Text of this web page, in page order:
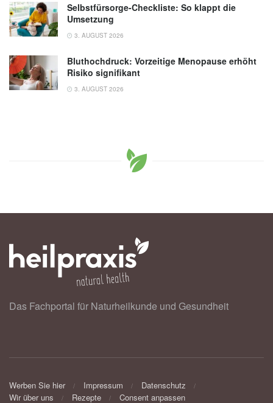
Selbstfürsorge-Checkliste: So klappt die
Umsetzung
3. AUGUST 2026
Bluthochdruck: Vorzeitige Menopause erhöht
Risiko signifikant
3. AUGUST 2026
Das Fachportal für Naturheilkunde und Gesundheit
Werben Sie hier Impressum
Datenschutz
Wir über uns
Rezepte Consent anpassen